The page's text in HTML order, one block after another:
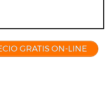
GRATIS ON-LINE